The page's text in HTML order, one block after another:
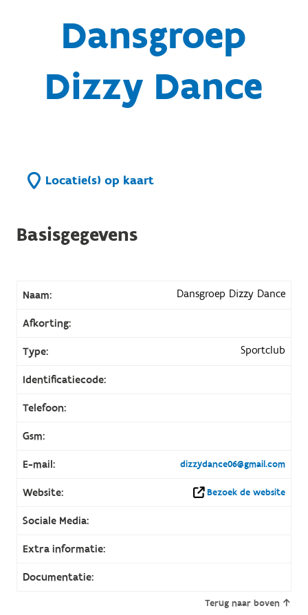
Dansgroep
Dizzy Dance
Locatie(s) op kaart
Basisgegevens
Naam: Dansgroep Dizzy Dance
Afkorting:
Type: Sportclub
Identificatiecode:
Telefoon:
Gsm:
E-mail: dizzydance06@gmail.com
Website: Bezoek de website
Sociale Media:
Extra informatie:
Documentatie:
Terug naar boven